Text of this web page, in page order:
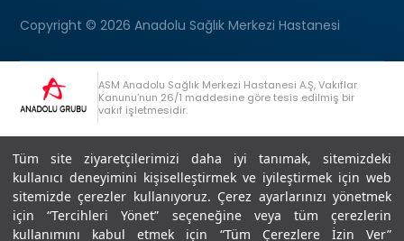
Tüm site ziyaretçilerimizi daha iyi tanımak, sitemizdeki
kullanıcı deneyimini kişiselleştirmek ve iyileştirmek için web
sitemizde çerezler kullanıyoruz. Çerez ayarlarınızı yönetmek
için “Tercihleri Yönet” seçeneğine veya tüm çerezlerin
kullanımını kabul etmek için “Tüm Çerezlere İzin Ver”
Copyright © 2026 Anadolu Sağlık Merkezi Hastanesi
ASM Anadolu Sağlık Merkezi Hastanesi A.Ş, Vakıflar
Kanunu’nun 26/1 maddesine göre tesis edilmiş bir
vakıf işletmesidir.
Anadolu Grubu Danışma Hattı +90 (262) 678 54 00